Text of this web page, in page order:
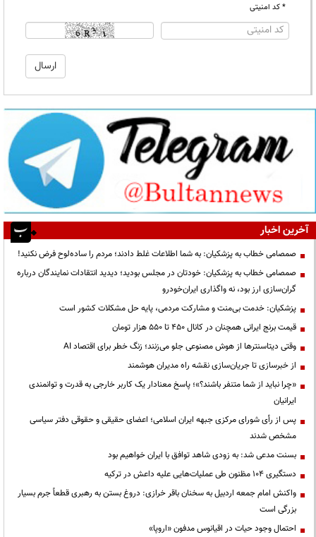
* کد امنیتی
آخرین اخبار
صمصامی خطاب به پزشکیان: به شما اطلاعات غلط دادند؛ مردم را ساده‌لوح فرض نکنید!
صمصامی خطاب به پزشکیان: خودتان در مجلس بودید؛ دیدید انتقادات نمایندگان درباره
گران‌سازی ارز بود، نه واگذاری ایران‌خودرو
پزشکیان: خدمت بی‌منت و مشارکت مردمی، پایه حل مشکلات کشور است
قیمت‌ برنج ایرانی همچنان در کانال ۴۵۰ تا ۵۵۰ هزار تومان
وقتی دیتاسنترها از هوش مصنوعی جلو می‌زنند؛ زنگ خطر برای اقتصاد AI
از خبرسازی تا جریان‌سازی نقشه راه مدیران هوشمند
«چرا نباید از شما متنفر باشند؟»؛ پاسخ معنادار یک کاربر خارجی به قدرت و توانمندی
ایرانیان
پس از رأی شورای مرکزی جبهه ایران اسلامی؛ اعضای حقیقی و حقوقی دفتر سیاسی
مشخص شدند
بسنت مدعی شد: به زودی شاهد توافق با ایران خواهیم بود
دستگیری ۱۰۴ مظنون طی عملیات‌هایی علیه داعش در ترکیه
واکنش امام جمعه اردبیل به سخنان باقر خرازی: دروغ بستن به رهبری قطعاً جرم بسیار
بزرگی است
احتمال وجود حیات در اقیانوس مدفون «اروپا»